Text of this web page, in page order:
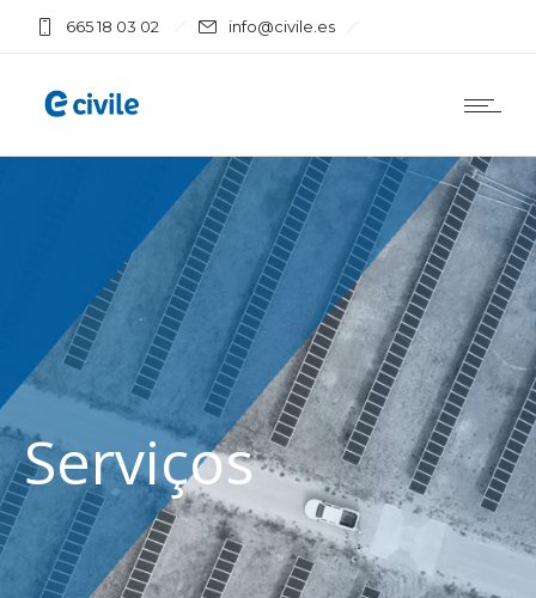
665 18 03 02 info@civile.es
Serviços